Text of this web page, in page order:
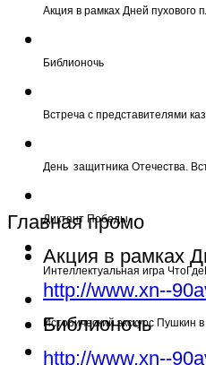
Акция в рамках Дней пухового
Библионочь
Встреча с представителями
День защитника Отечества.
Диктант Победы
Интеллектуальная игра
Исторический экскурс Пушкин
Главная промо
Акция в рамках
http://www.xn--
Библионочь
http://www.xn--